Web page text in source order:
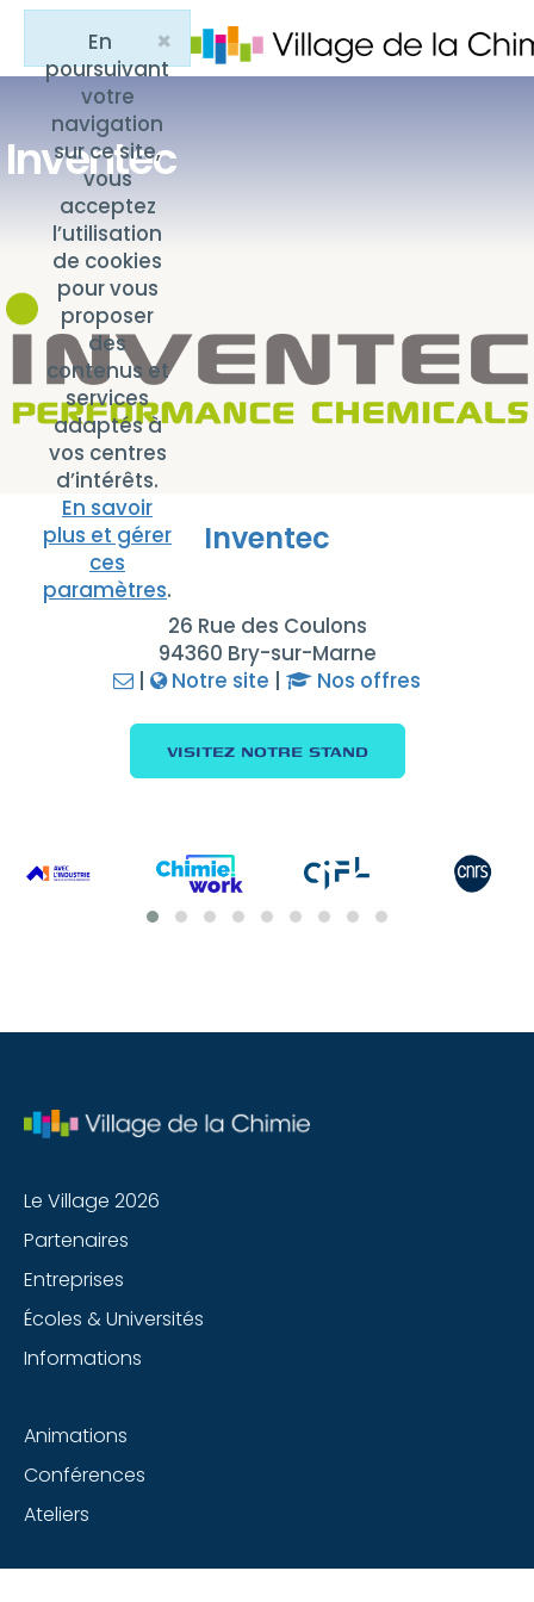
×
Close
En
poursuivant
votre
navigation
sur ce site,
vous
acceptez
l’utilisation
de cookies
pour vous
proposer
des
contenus et
services
adaptés à
vos centres
d’intérêts.
En savoir
plus et gérer
ces
paramètres.
Inventec
Inventec
26 Rue des Coulons
94360 Bry-sur-Marne
|
Notre site | Nos offres
VISITEZ NOTRE STAND
Le Village 2026
Partenaires
Entreprises
Écoles & Universités
Informations
Animations
Conférences
Ateliers